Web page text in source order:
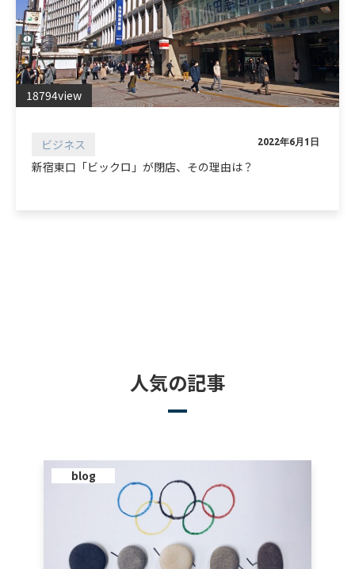
18794view
ビジネス 2022年6月1日
新宿東口「ビックロ」が閉店、その理由は？
人気の記事
blog